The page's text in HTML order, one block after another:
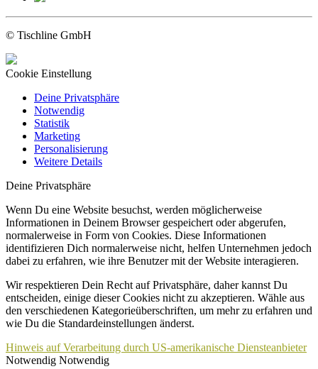
© Tischline GmbH
Cookie Einstellung
Deine Privatsphäre
Notwendig
Statistik
Marketing
Personalisierung
Weitere Details
Deine Privatsphäre
Wenn Du eine Website besuchst, werden möglicherweise
Informationen in Deinem Browser gespeichert oder abgerufen,
normalerweise in Form von Cookies. Diese Informationen
identifizieren Dich normalerweise nicht, helfen Unternehmen jedoch
dabei zu erfahren, wie ihre Benutzer mit der Website interagieren.
Wir respektieren Dein Recht auf Privatsphäre, daher kannst Du
entscheiden, einige dieser Cookies nicht zu akzeptieren. Wähle aus
den verschiedenen Kategorieüberschriften, um mehr zu erfahren und
wie Du die Standardeinstellungen änderst.
Hinweis auf Verarbeitung durch US-amerikanische Diensteanbieter
Notwendig Notwendig